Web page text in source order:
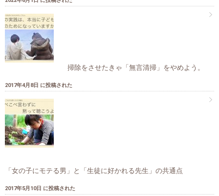
掃除をさせたきゃ「無言清掃」をやめよう。
2017年4月8日 に投稿された
「女の子にモテる男」と「生徒に好かれる先生」の共通点
2017年5月10日 に投稿された